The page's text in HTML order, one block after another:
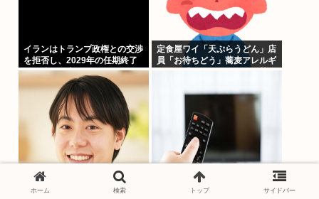
イランはトランプ政権との交渉
を拒否し、2029年の任期終了
まで待つと表明した
定食屋ワイ「天ぷらうどん」店
員「お待ちどう」蕎麦アレルギ
ワイが悪いのか？
【画像】ショートスリーパー堀
大輔さんの若い頃がイケメンス
【衝撃】NHKさん、みんなが
見て見ぬふりをしてきた事を突
ホーム 検索 トップ サイドバー